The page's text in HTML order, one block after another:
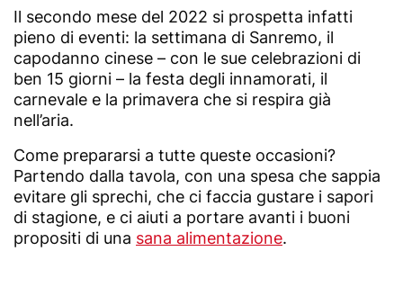
Il secondo mese del 2022 si prospetta infatti
pieno di eventi: la settimana di Sanremo, il
capodanno cinese – con le sue celebrazioni di
ben 15 giorni – la festa degli innamorati, il
carnevale e la primavera che si respira già
nell’aria.
Come prepararsi a tutte queste occasioni?
Partendo dalla tavola, con una spesa che sappia
evitare gli sprechi, che ci faccia gustare i sapori
di stagione, e ci aiuti a portare avanti i buoni
propositi di una sana alimentazione.